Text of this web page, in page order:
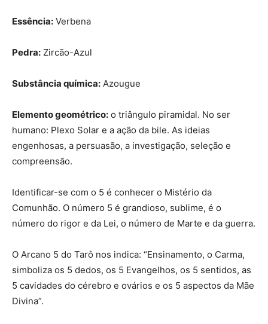
Essência: Verbena
Pedra: Zircão-Azul
Substância química: Azougue
Elemento geométrico: o triângulo piramidal. No ser
humano: Plexo Solar e a ação da bile. As ideias
engenhosas, a persuasão, a investigação, seleção e
compreensão.
Identificar-se com o 5 é conhecer o Mistério da
Comunhão. O número 5 é grandioso, sublime, é o
número do rigor e da Lei, o número de Marte e da guerra.
O Arcano 5 do Tarô nos indica: “Ensinamento, o Carma,
simboliza os 5 dedos, os 5 Evangelhos, os 5 sentidos, as
5 cavidades do cérebro e ovários e os 5 aspectos da Mãe
Divina”.